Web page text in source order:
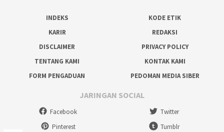
INDEKS
KODE ETIK
KARIR
REDAKSI
DISCLAIMER
PRIVACY POLICY
TENTANG KAMI
KONTAK KAMI
FORM PENGADUAN
PEDOMAN MEDIA SIBER
JARINGAN SOCIAL
Facebook
Twitter
Pinterest
Tumblr